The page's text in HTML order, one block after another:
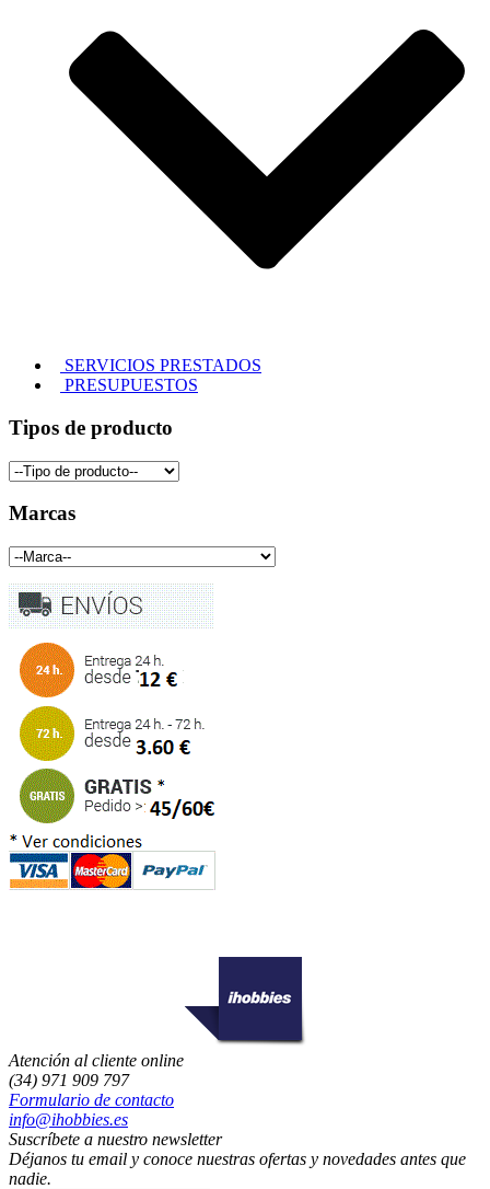
SERVICIOS PRESTADOS
PRESUPUESTOS
Tipos de producto
Marcas
Atención al cliente online
(34) 971 909 797
Formulario de contacto
info@ihobbies.es
Suscríbete a nuestro newsletter
Déjanos tu email y conoce nuestras ofertas y novedades antes que
nadie.